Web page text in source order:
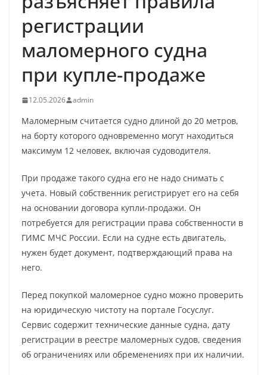
регистрации
маломерного судна
при купле-продаже
12.05.2026 admin
Маломерным считается судно длиной до 20 метров,
на борту которого одновременно могут находиться
максимум 12 человек, включая судоводителя.
При продаже такого судна его не надо снимать с
учета. Новый собственник регистрирует его на себя
на основании договора купли-продажи. Он
потребуется для регистрации права собственности в
ГИМС МЧС России. Если на судне есть двигатель,
нужен будет документ, подтверждающий права на
него.
Перед покупкой маломерное судно можно проверить
на юридическую чистоту на портале Госуслуг.
Сервис содержит технические данные судна, дату
регистрации в реестре маломерных судов, сведения
об ограничениях или обременениях при их наличии.